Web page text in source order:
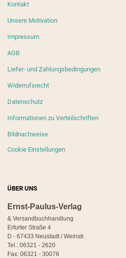
Kontakt
Unsere Motivation
Impressum
AGB
Liefer- und Zahlungsbedingungen
Widerrufsrecht
Datenschutz
Informationen zu Verteilschriften
Bildnachweise
Cookie Einstellungen
ÜBER UNS
Ernst-Paulus-Verlag
& Versandbuchhandlung
Erfurter Straße 4
D - 67433 Neustadt / Weinstr.
Tel.: 06321 - 2620
Fax: 06321 - 30076